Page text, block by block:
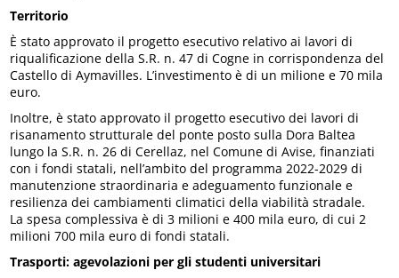
Territorio
È stato approvato il progetto esecutivo relativo ai lavori di
riqualificazione della S.R. n. 47 di Cogne in corrispondenza del
Castello di Aymavilles. L’investimento è di un milione e 70 mila
euro.
Inoltre, è stato approvato il progetto esecutivo dei lavori di
risanamento strutturale del ponte posto sulla Dora Baltea
lungo la S.R. n. 26 di Cerellaz, nel Comune di Avise, finanziati
con i fondi statali, nell’ambito del programma 2022-2029 di
manutenzione straordinaria e adeguamento funzionale e
resilienza dei cambiamenti climatici della viabilità stradale.
La spesa complessiva è di 3 milioni e 400 mila euro, di cui 2
milioni 700 mila euro di fondi statali.
Trasporti: agevolazioni per gli studenti universitari